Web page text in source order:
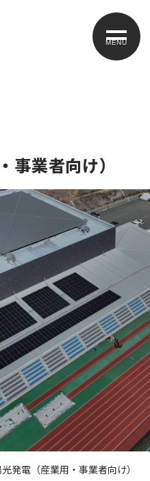
MENU
事業者向け）
発電（産業用・事業者向け）